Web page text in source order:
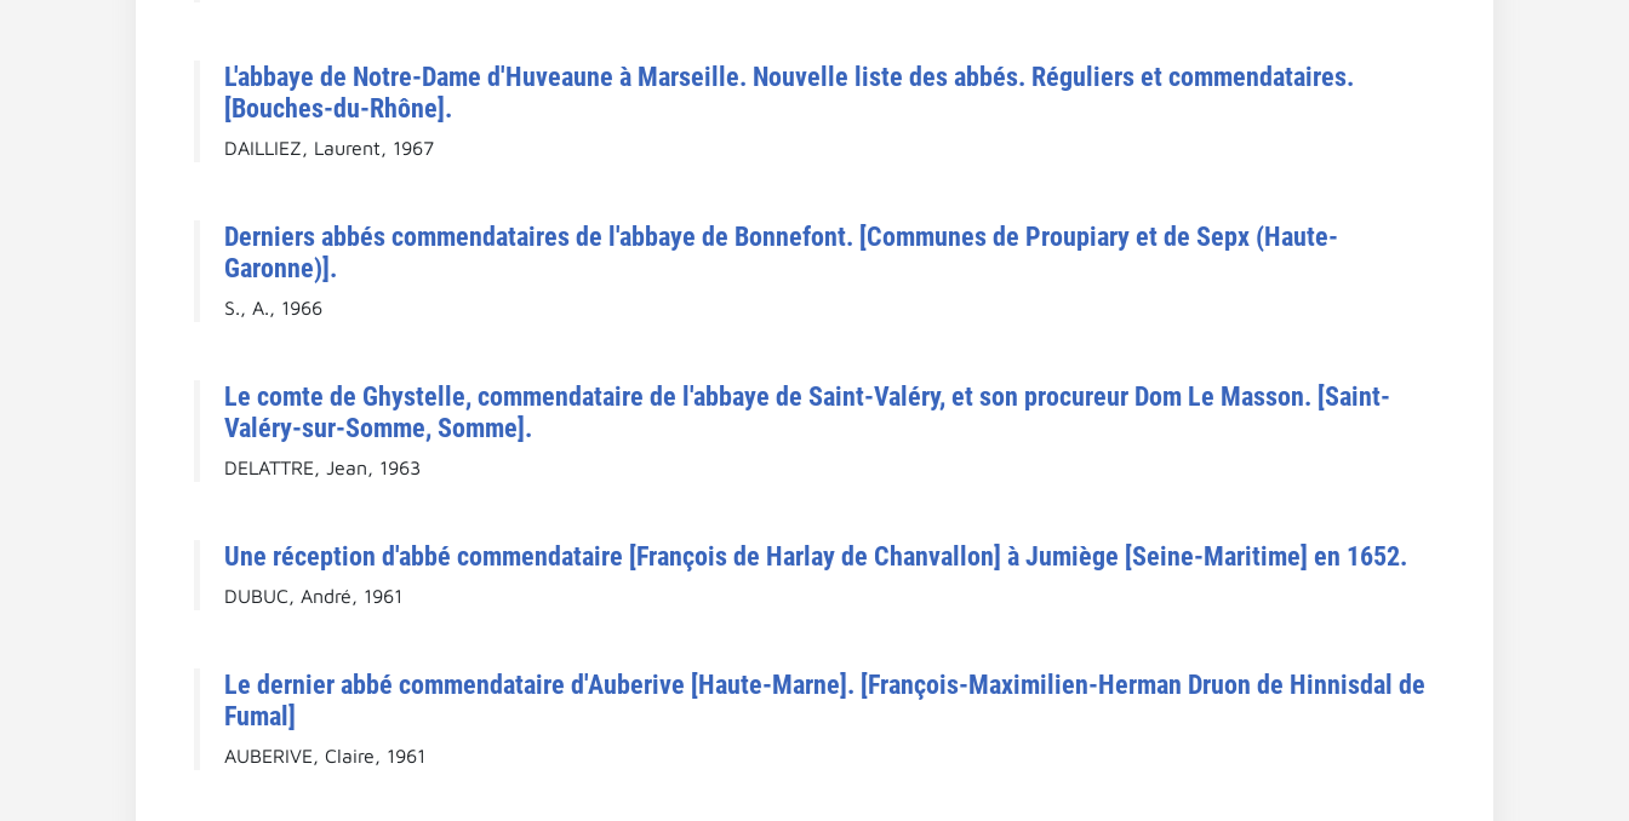
L'abbaye de Notre-Dame d'Huveaune à Marseille. Nouvelle liste des abbés. Réguliers et commendataires.
[Bouches-du-Rhône].
DAILLIEZ, Laurent, 1967
Derniers abbés commendataires de l'abbaye de Bonnefont. [Communes de Proupiary et de Sepx (Haute-
Garonne)].
S., A., 1966
Le comte de Ghystelle, commendataire de l'abbaye de Saint-Valéry, et son procureur Dom Le Masson. [Saint-
Valéry-sur-Somme, Somme].
DELATTRE, Jean, 1963
Une réception d'abbé commendataire [François de Harlay de Chanvallon] à Jumiège [Seine-Maritime] en 1652.
DUBUC, André, 1961
Le dernier abbé commendataire d'Auberive [Haute-Marne]. [François-Maximilien-Herman Druon de Hinnisdal de
Fumal]
AUBERIVE, Claire, 1961